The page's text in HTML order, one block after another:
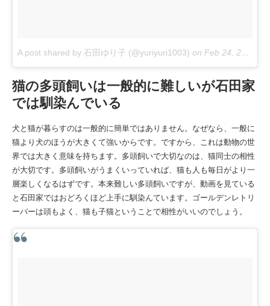
A post shared by 石田ゆり子 (@yuriyuri1003) on Feb 24, 2018 at 6:20pm PST
猫の多頭飼いは一般的に難しいが石田家
では馴染んでいる
犬と猫が暮らすのは一般的に簡単ではありません。なぜなら、一般に
猫より犬のほうが大きくて強いからです。ですから、これは動物の世
界では大きく意味を持ちます。多頭飼いで大切なのは、猫同士の相性
が大切です。多頭飼いがうまくいっていれば、猫も人も毎日がより一
層楽しくなるはずです。本来難しい多頭飼いですが、動画を見ている
と石田家ではおどろくほど上手に馴染んています。ゴールデンレトリ
ーバーは頭もよく、猫も子猫ということで相性がいいのでしょう。